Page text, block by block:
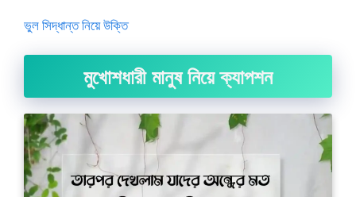
ভুল সিদ্ধান্ত নিয়ে উক্তি
মুখোশধারী মানুষ নিয়ে ক্যাপশন